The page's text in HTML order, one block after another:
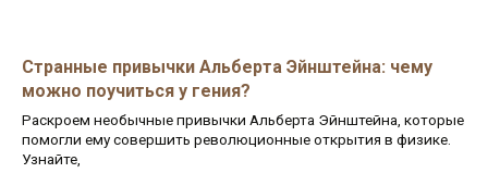
Странные привычки Альберта Эйнштейна: чему
можно поучиться у гения?
Раскроем необычные привычки Альберта Эйнштейна, которые
помогли ему совершить революционные открытия в физике.
Узнайте,